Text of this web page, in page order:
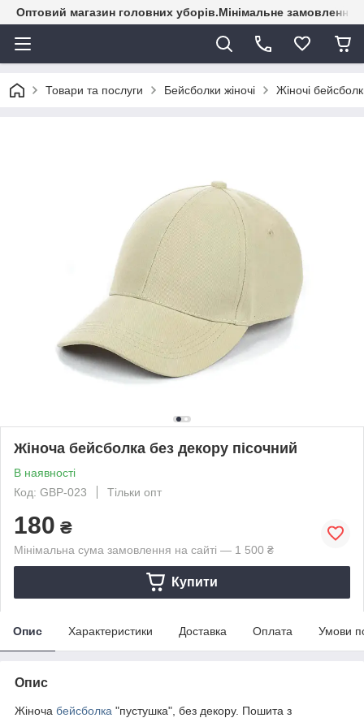
Оптовий магазин головних уборів.Мінімальне замовлення
Товари та послуги Бейсболки жіночі Жіночі
Жіноча бейсболка без декору пісочний
В наявності
Код: GBP-023
Тільки опт
180 ₴
Мінімальна сума замовлення на сайті — 1 500 ₴
Купити
Опис Характеристики Доставка Оплата Умови
Опис
Жіноча бейсболка "пустушка", без декору. Пошита з